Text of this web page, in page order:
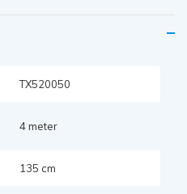
TX520050
4 meter
135 cm